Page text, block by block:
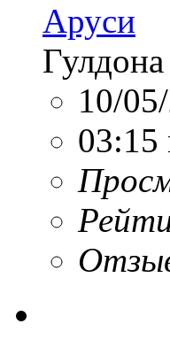
Аруси
10/
03:15